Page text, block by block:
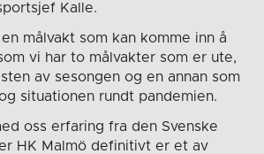
Kalle.
målvakt som kan komme inn å
vi har to målvakter som er ute,
av sesongen og en annan som
situationen rundt pandemien.
oss erfaring fra den Svenske
HK Malmö definitivt er et av